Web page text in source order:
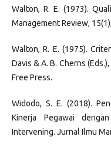
Walton, R. E. (1973).
Management Review,
Walton, R. E. (1975).
Davis & A. B. Cherns
Free Press.
Widodo, S. E. (2018).
Kinerja Pegawai
Intervening. Jurnal Ilmu